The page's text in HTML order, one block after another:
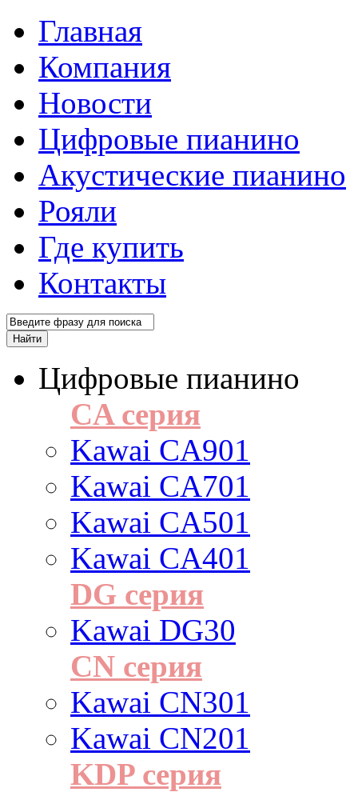
Главная
Компания
Новости
Цифровые пианино
Акустические пианино
Рояли
Где купить
Контакты
Цифровые пианино
CA серия
Kawai CA901
Kawai CA701
Kawai CA501
Kawai CA401
DG серия
Kawai DG30
CN серия
Kawai CN301
Kawai CN201
KDP серия